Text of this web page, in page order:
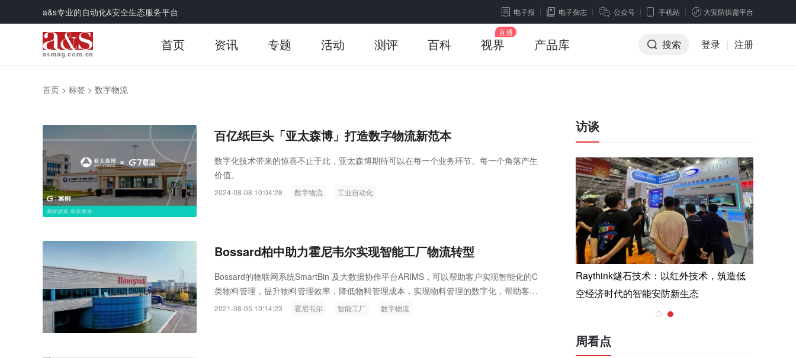
a&s专业的自动化&安全生态服务平台 电子报 电子杂志 公众号 手机站 大安防供需平台
首页 资讯 专题 活动 测评 百科 视界 产品库 搜索 登录 | 注册
首页 > 标签 > 数字物流
百亿纸巨头「亚太森博」打造数字物流新范本
数字化技术带来的惊喜不止于此，亚太森博期待可以在每一个业务环节、每一个角落产生
价值。
2024-08-08 10:04:28 数字物流 工业自动化
Bossard柏中助力霍尼韦尔实现智能工厂物流转型
Bossard的物联网系统SmartBin 及大数据协作平台ARIMS，可以帮助客户实现智能化的C
类物料管理，提升物料管理效率，降低物料管理成本，实现物料管理的数字化，帮助客户
落实工业4.0。
2021-08-05 10:14:23 霍尼韦尔 智能工厂 数字物流
访谈
Raythink燧石技术：以红外技术，筑造低
空经济时代的智能安防新生态
智联航空：无人机赋能应急救援与医疗运
输行业创新
Raythink燧石技术：以红外技术，筑造低
空经济时代的智能安防新生态
周看点